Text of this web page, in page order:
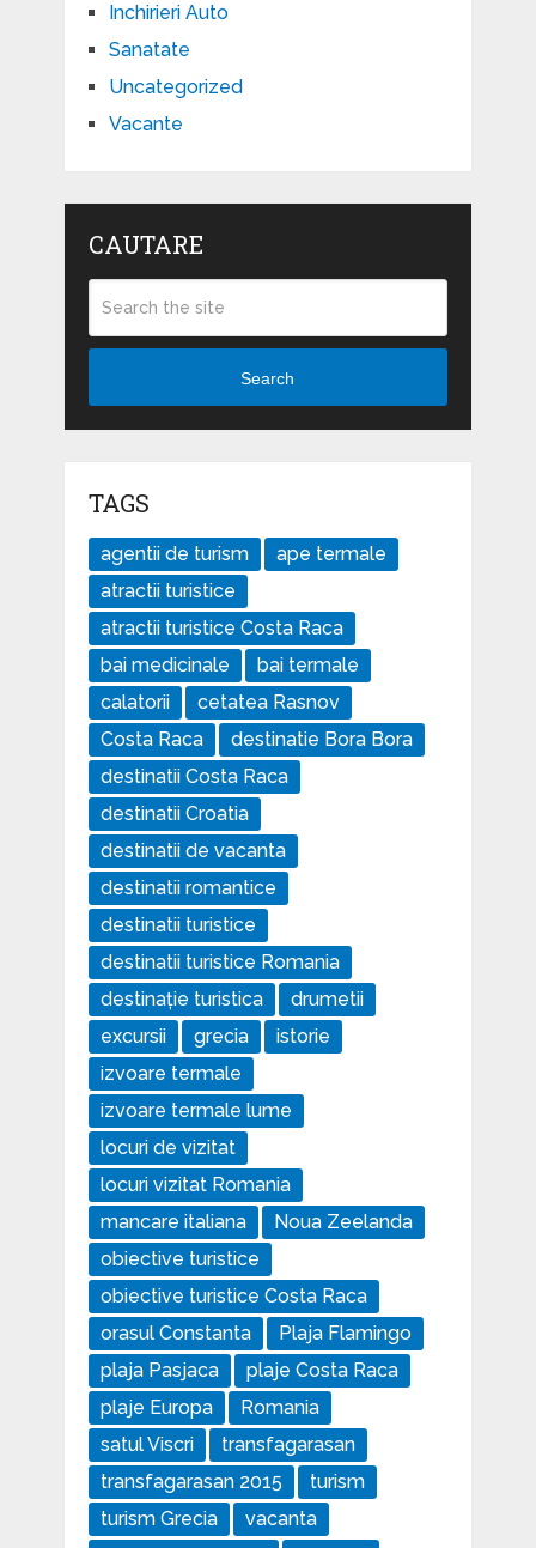
Inchirieri Auto
Sanatate
Uncategorized
Vacante
CAUTARE
Search
TAGS
agentii de turism
ape termale
atractii turistice
atractii turistice Costa Raca
bai medicinale
bai termale
calatorii
cetatea Rasnov
Costa Raca
destinatie Bora Bora
destinatii Costa Raca
destinatii Croatia
destinatii de vacanta
destinatii romantice
destinatii turistice
destinatii turistice Romania
destinație turistica
drumetii
excursii
grecia
istorie
izvoare termale
izvoare termale lume
locuri de vizitat
locuri vizitat Romania
mancare italiana
Noua Zeelanda
obiective turistice
obiective turistice Costa Raca
orasul Constanta
Plaja Flamingo
plaja Pasjaca
plaje Costa Raca
plaje Europa
Romania
satul Viscri
transfagarasan
transfagarasan 2015
turism
turism Grecia
vacanta